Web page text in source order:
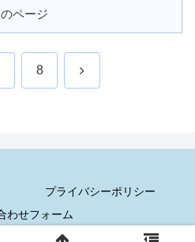
ページ
8 次
プライバシーポリシー
わせフォーム